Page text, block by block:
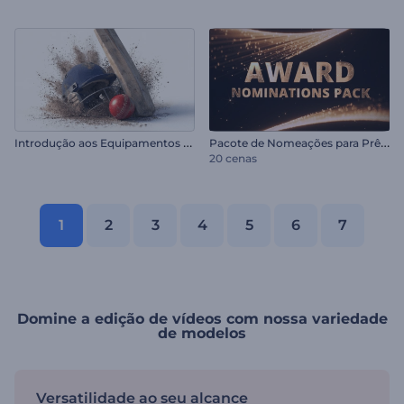
I
ntrodução aos Equipamentos de Críquete P
acote de Nomeações para Prêmios
20 cenas
1 2 3 4 5 6 7
Domine a edição de vídeos com nossa variedade
de modelos
Versatilidade ao seu alcance